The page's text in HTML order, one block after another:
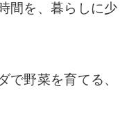
間を、暮らしに少
で野菜を育てる、